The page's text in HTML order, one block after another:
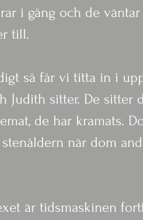
i gång och de
till.
så får vi titta in i
Judith sitter. De
de har kramats.
när dom
är tidsmaskinen